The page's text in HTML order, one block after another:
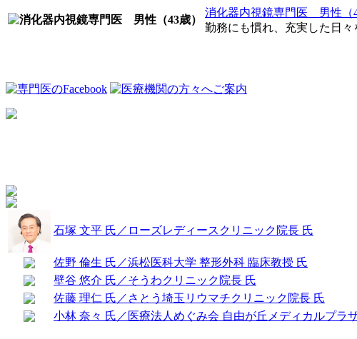
消化器内視鏡専門医 男性（
勤務にも慣れ、充実した日
石塚 文平 氏／ローズレディースクリニック院長 氏
佐野 倫生 氏／浜松医科大学 整形外科 臨床教授 氏
壁谷 悠介 氏／そうわクリニック院長 氏
佐藤 理仁 氏／さとう埼玉リウマチクリニック院長 氏
小林 奈々 氏／医療法人めぐみ会 自由が丘メディカルプラ